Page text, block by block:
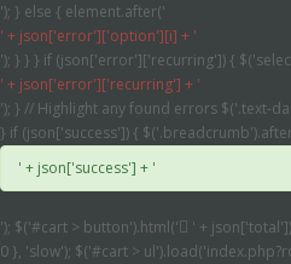
'); } else { element.after('
' + json['error']['option'][i] + '
'); } } } if (json['error']['recurring']) {
' + json['error']['recurring'] + '
'); } // Highlight any found errors $('.text-
} if (json['success']) {
' + json['success'] + '
'); $('#cart > button').html('
' +
0 }, 'slow'); $('#cart >